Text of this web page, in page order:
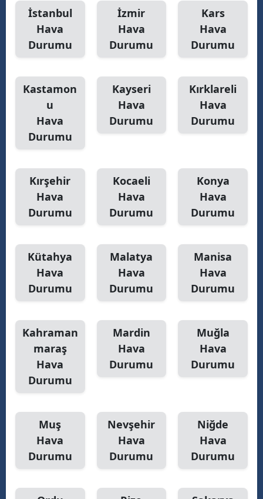
İstanbul
Hava
Durumu
İzmir
Hava
Durumu
Kars
Hava
Durumu
Kastamon
u
Hava
Durumu
Kayseri
Hava
Durumu
Kırklareli
Hava
Durumu
Kırşehir
Hava
Durumu
Kocaeli
Hava
Durumu
Konya
Hava
Durumu
Kütahya
Hava
Durumu
Malatya
Hava
Durumu
Manisa
Hava
Durumu
Kahraman
maraş
Hava
Durumu
Mardin
Hava
Durumu
Muğla
Hava
Durumu
Muş
Hava
Durumu
Nevşehir
Hava
Durumu
Niğde
Hava
Durumu